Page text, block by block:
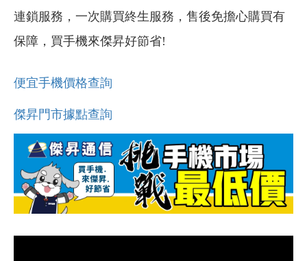
連鎖服務，一次購買終生服務，售後免擔心購買有
保障，買手機來傑昇好節省!
便宜手機價格查詢
傑昇門市據點查詢